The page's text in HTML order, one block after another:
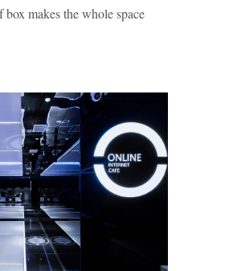
makes the whole space